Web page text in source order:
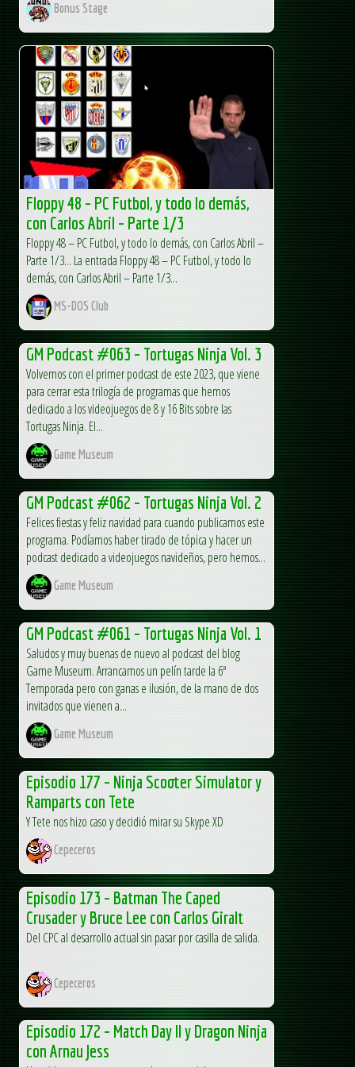
Bonus Stage
Floppy 48 – PC Futbol, y todo lo demás,
con Carlos Abril – Parte 1/3
Floppy 48 – PC Futbol, y todo lo demás, con Carlos Abril –
Parte 1/3... La entrada Floppy 48 – PC Futbol, y todo lo
demás, con Carlos Abril – Parte 1/3...
MS-DOS Club
GM Podcast #063 – Tortugas Ninja Vol. 3
Volvemos con el primer podcast de este 2023, que viene
para cerrar esta trilogía de programas que hemos
dedicado a los videojuegos de 8 y 16 Bits sobre las
Tortugas Ninja. El...
Game Museum
GM Podcast #062 – Tortugas Ninja Vol. 2
Felices fiestas y feliz navidad para cuando publicamos este
programa. Podíamos haber tirado de tópica y hacer un
podcast dedicado a videojuegos navideños, pero hemos...
Game Museum
GM Podcast #061 – Tortugas Ninja Vol. 1
Saludos y muy buenas de nuevo al podcast del blog
Game Museum. Arrancamos un pelín tarde la 6ª
Temporada pero con ganas e ilusión, de la mano de dos
invitados que vienen a...
Game Museum
Episodio 177 – Ninja Scooter Simulator y
Ramparts con Tete
Y Tete nos hizo caso y decidió mirar su Skype XD
Cepeceros
Episodio 173 – Batman The Caped
Crusader y Bruce Lee con Carlos Giralt
Del CPC al desarrollo actual sin pasar por casilla de salida.
Cepeceros
Episodio 172 – Match Day II y Dragon Ninja
con Arnau Jess